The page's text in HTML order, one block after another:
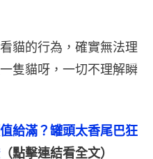
貓的行為，確實無法理
隻貓呀，一切不理解瞬
給滿？罐頭太香尾巴狂
（點擊連結看全文）